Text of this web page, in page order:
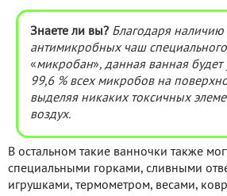
Знаете ли вы? Благодаря наличию
антимикробных чаш
«микробан», данная ванная будет
99,6 % всех микробов на
выделяя никаких токсичных
воздух.
В остальном такие ванночки также
специальными горками, сливными
игрушками, термометром, весами,